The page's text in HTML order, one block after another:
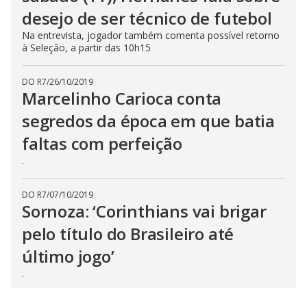
desejo de ser técnico de futebol
Na entrevista, jogador também comenta possível retorno
à Seleção, a partir das 10h15
DO R7/26/10/2019
Marcelinho Carioca conta
segredos da época em que batia
faltas com perfeição
.
DO R7/07/10/2019
Sornoza: ‘Corinthians vai brigar
pelo título do Brasileiro até
último jogo’
.